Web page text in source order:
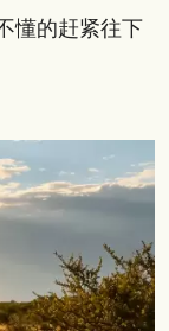
懂的赶紧往下